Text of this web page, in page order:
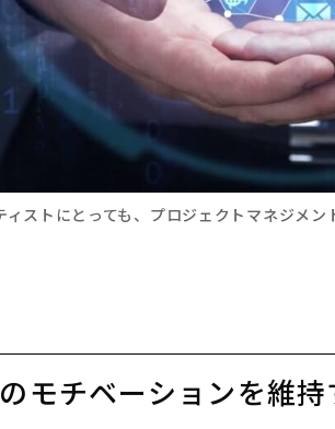
ィストにとっても、プロジェクトマネジメン
モチベーションを維持